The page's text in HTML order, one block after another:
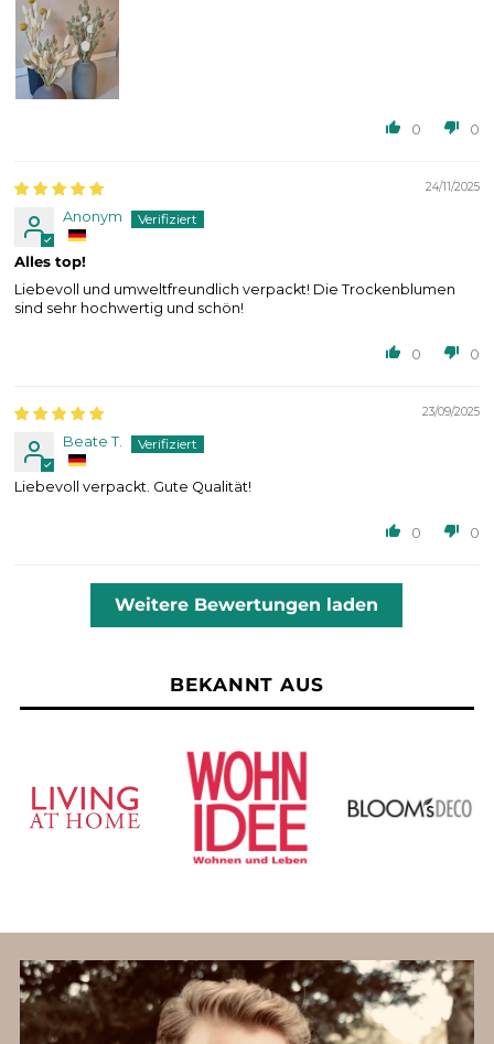
0 0
24/11/2025
Anonym
Alles top!
Liebevoll und umweltfreundlich verpackt! Die Trockenblumen
sind sehr hochwertig und schön!
0 0
23/09/2025
Beate T.
Liebevoll verpackt. Gute Qualität!
0 0
Weitere Bewertungen laden
BEKANNT AUS